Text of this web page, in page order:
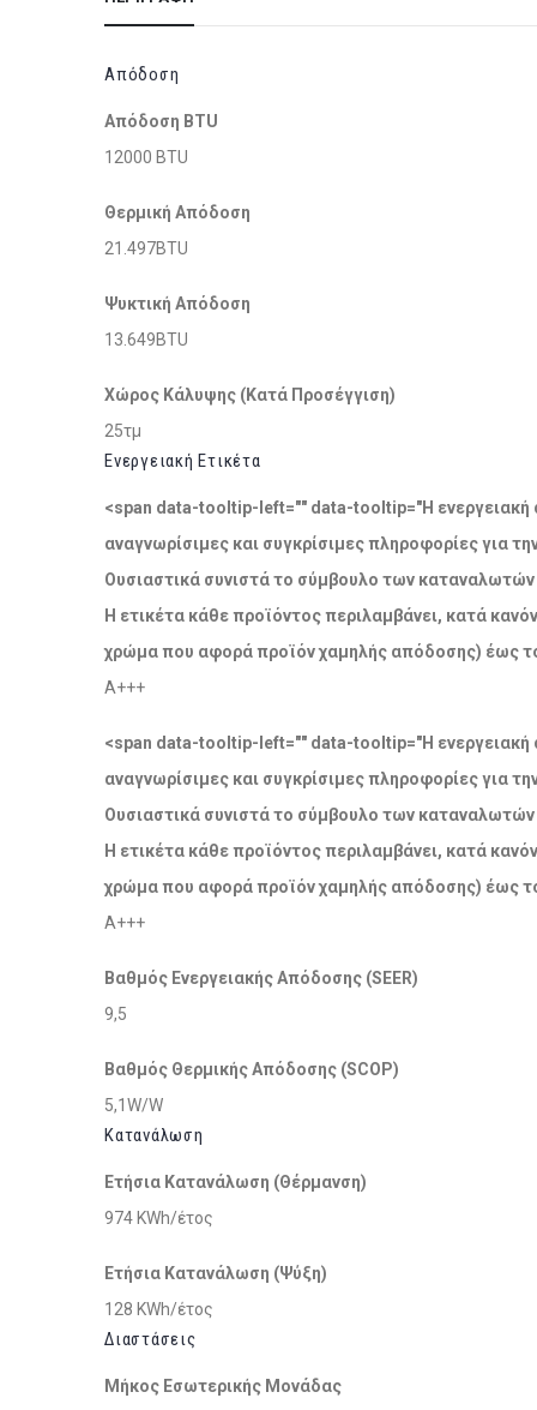
Απόδοση
Απόδοση BTU
12000 BTU
Θερμική Απόδοση
21.497BTU
Ψυκτική Απόδοση
13.649BTU
Χώρος Κάλυψης (Κατά Προσέγγιση)
25τμ
Ενεργειακή Ετικέτα
<span data-tooltip-left="" data-tooltip="Η ενεργειακή
αναγνωρίσιμες και συγκρίσιμες πληροφορίες για
Ουσιαστικά συνιστά το σύμβουλο των καταναλωτών
Η ετικέτα κάθε προϊόντος περιλαμβάνει, κατά
χρώμα που αφορά προϊόν χαμηλής απόδοσης) έως
A+++
<span data-tooltip-left="" data-tooltip="Η ενεργειακή
αναγνωρίσιμες και συγκρίσιμες πληροφορίες για
Ουσιαστικά συνιστά το σύμβουλο των καταναλωτών
Η ετικέτα κάθε προϊόντος περιλαμβάνει, κατά
χρώμα που αφορά προϊόν χαμηλής απόδοσης) έως
A+++
Βαθμός Ενεργειακής Απόδοσης (SEER)
9,5
Βαθμός Θερμικής Απόδοσης (SCOP)
5,1W/W
Κατανάλωση
Ετήσια Κατανάλωση (Θέρμανση)
974 KWh/έτος
Ετήσια Κατανάλωση (Ψύξη)
128 KWh/έτος
Διαστάσεις
Μήκος Εσωτερικής Μονάδας